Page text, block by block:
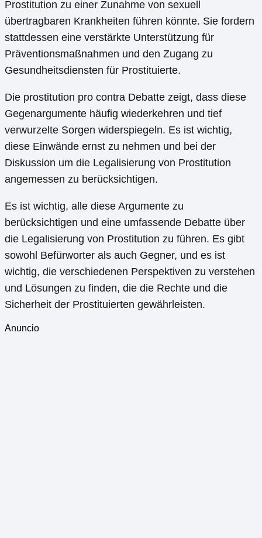
Prostitution zu einer Zunahme von sexuell
übertragbaren Krankheiten führen könnte. Sie fordern
stattdessen eine verstärkte Unterstützung für
Präventionsmaßnahmen und den Zugang zu
Gesundheitsdiensten für Prostituierte.
Die prostitution pro contra Debatte zeigt, dass diese
Gegenargumente häufig wiederkehren und tief
verwurzelte Sorgen widerspiegeln. Es ist wichtig,
diese Einwände ernst zu nehmen und bei der
Diskussion um die Legalisierung von Prostitution
angemessen zu berücksichtigen.
Es ist wichtig, alle diese Argumente zu
berücksichtigen und eine umfassende Debatte über
die Legalisierung von Prostitution zu führen. Es gibt
sowohl Befürworter als auch Gegner, und es ist
wichtig, die verschiedenen Perspektiven zu verstehen
und Lösungen zu finden, die die Rechte und die
Sicherheit der Prostituierten gewährleisten.
Anuncio